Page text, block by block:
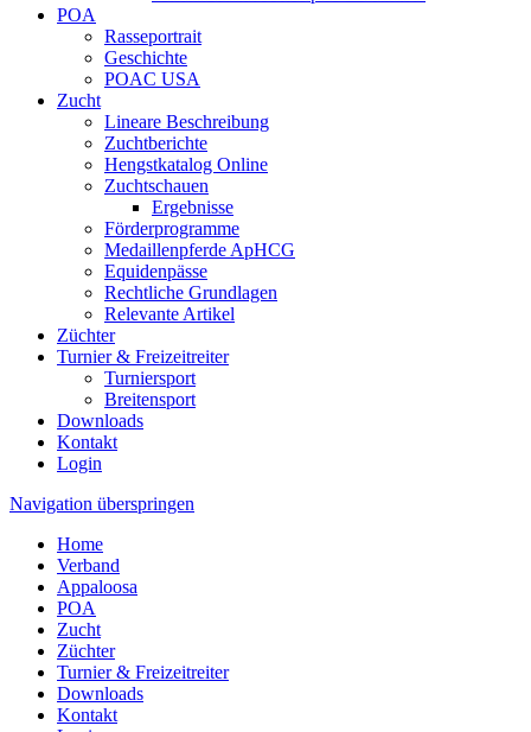
POA
Rasseportrait
Geschichte
POAC USA
Zucht
Lineare Beschreibung
Zuchtberichte
Hengstkatalog Online
Zuchtschauen
Ergebnisse
Förderprogramme
Medaillenpferde ApHCG
Equidenpässe
Rechtliche Grundlagen
Relevante Artikel
Züchter
Turnier & Freizeitreiter
Turniersport
Breitensport
Downloads
Kontakt
Login
Navigation überspringen
Home
Verband
Appaloosa
POA
Zucht
Züchter
Turnier & Freizeitreiter
Downloads
Kontakt